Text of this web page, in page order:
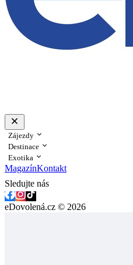
Zájezdy
Destinace
Exotika
MagazínKontakt
Sledujte nás
eDovolená.cz © 2026